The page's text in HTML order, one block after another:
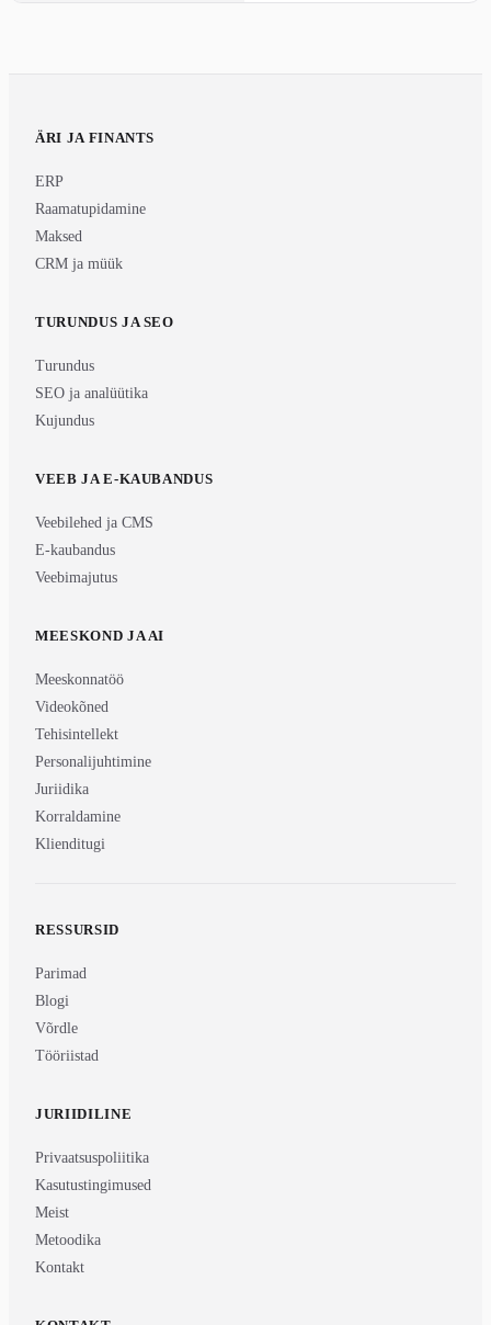
ÄRI JA FINANTS
ERP
Raamatupidamine
Maksed
CRM ja müük
TURUNDUS JA SEO
Turundus
SEO ja analüütika
Kujundus
VEEB JA E-KAUBANDUS
Veebilehed ja CMS
E-kaubandus
Veebimajutus
MEESKOND JA AI
Meeskonnatöö
Videokõned
Tehisintellekt
Personalijuhtimine
Juriidika
Korraldamine
Klienditugi
RESSURSID
Parimad
Blogi
Võrdle
Tööriistad
JURIIDILINE
Privaatsuspoliitika
Kasutustingimused
Meist
Metoodika
Kontakt